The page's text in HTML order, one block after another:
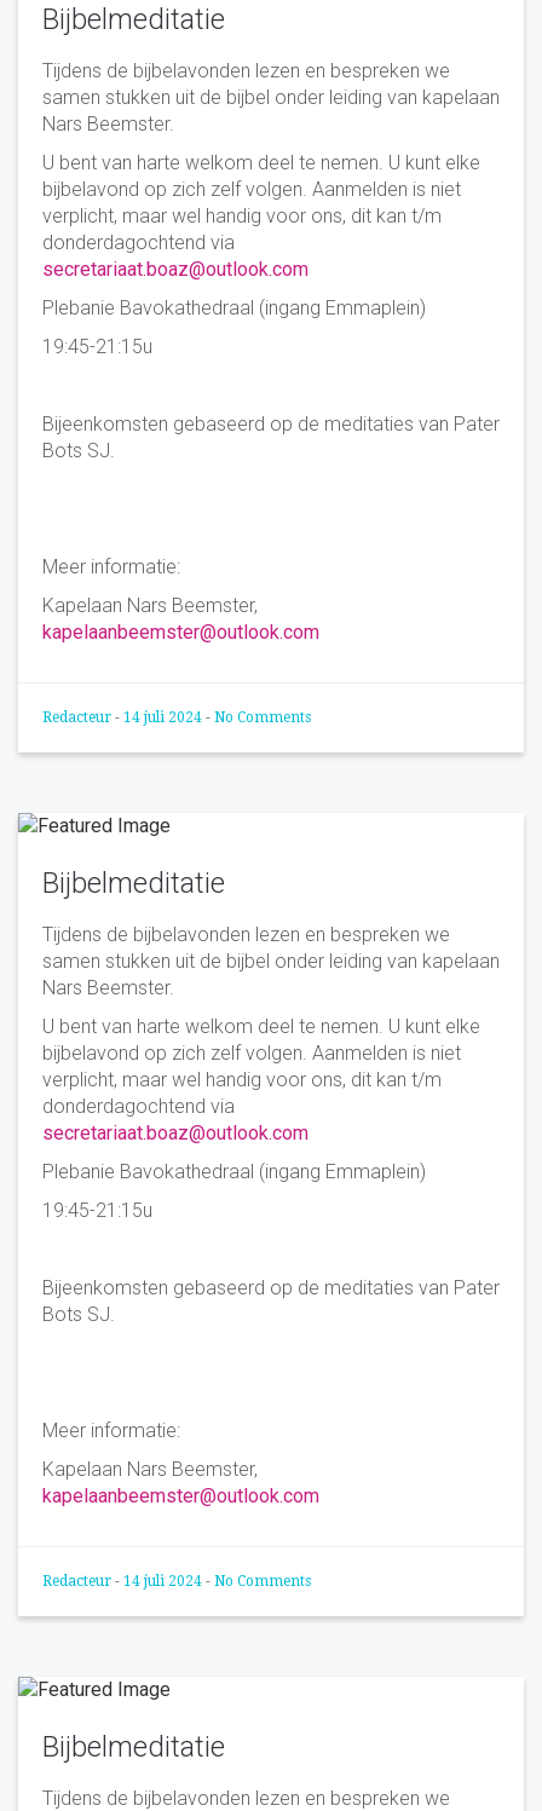
Bijbelmeditatie
Tijdens de bijbelavonden lezen en bespreken we
samen stukken uit de bijbel onder leiding van kapelaan
Nars Beemster.
U bent van harte welkom deel te nemen. U kunt elke
bijbelavond op zich zelf volgen. Aanmelden is niet
verplicht, maar wel handig voor ons, dit kan t/m
donderdagochtend via
secretariaat.boaz@outlook.com
Plebanie Bavokathedraal (ingang Emmaplein)
19:45-21:15u
Bijeenkomsten gebaseerd op de meditaties van Pater
Bots SJ.
Meer informatie:
Kapelaan Nars Beemster,
kapelaanbeemster@outlook.com
Redacteur - 14 juli 2024 - No Comments
Bijbelmeditatie
Tijdens de bijbelavonden lezen en bespreken we
samen stukken uit de bijbel onder leiding van kapelaan
Nars Beemster.
U bent van harte welkom deel te nemen. U kunt elke
bijbelavond op zich zelf volgen. Aanmelden is niet
verplicht, maar wel handig voor ons, dit kan t/m
donderdagochtend via
secretariaat.boaz@outlook.com
Plebanie Bavokathedraal (ingang Emmaplein)
19:45-21:15u
Bijeenkomsten gebaseerd op de meditaties van Pater
Bots SJ.
Meer informatie:
Kapelaan Nars Beemster,
kapelaanbeemster@outlook.com
Redacteur - 14 juli 2024 - No Comments
Bijbelmeditatie
Tijdens de bijbelavonden lezen en bespreken we